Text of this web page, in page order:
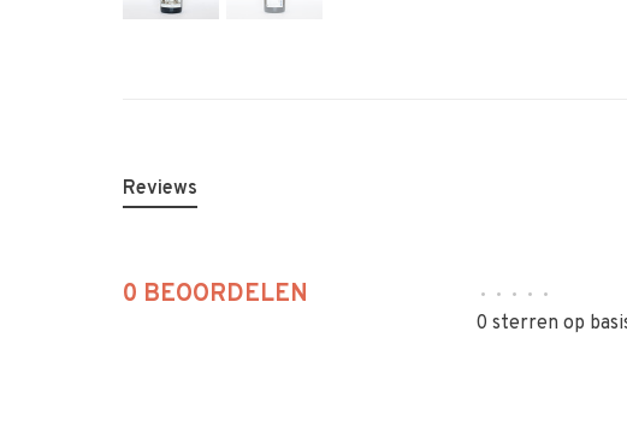
Reviews
0 BEOORDELEN • • • • •
0 sterren op